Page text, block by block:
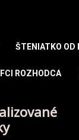
ŠTENIATKO OD
ROZHODCA